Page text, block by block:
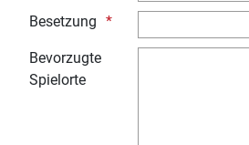
Besetzung
Bevorzugte
Spielorte